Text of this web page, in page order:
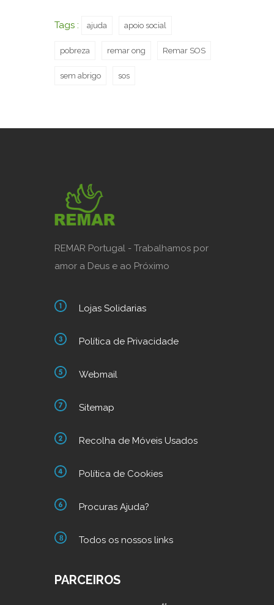
Tags : ajuda apoio social
pobreza remar ong Remar SOS
sem abrigo sos
REMAR Portugal - Trabalhamos por
amor a Deus e ao Próximo
Lojas Solidarias
Política de Privacidade
Webmail
Sitemap
Recolha de Móveis Usados
Política de Cookies
Procuras Ajuda?
Todos os nossos links
PARCEIROS